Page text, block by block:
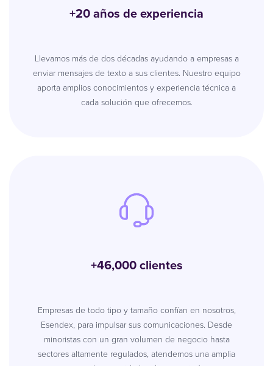
+20 años de experiencia
Llevamos más de dos décadas ayudando a empresas a
enviar mensajes de texto a sus clientes. Nuestro equipo
aporta amplios conocimientos y experiencia técnica a
cada solución que ofrecemos.
+46,000 clientes
Empresas de todo tipo y tamaño confían en nosotros,
Esendex, para impulsar sus comunicaciones. Desde
minoristas con un gran volumen de negocio hasta
sectores altamente regulados, atendemos una amplia